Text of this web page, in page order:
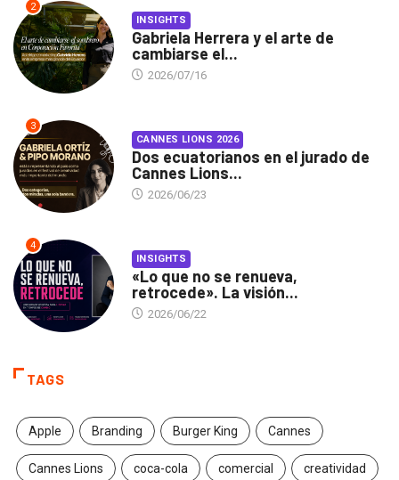
2
INSIGHTS
Gabriela Herrera y el arte de
cambiarse el...
2026/07/16
3
CANNES LIONS 2026
Dos ecuatorianos en el jurado de
Cannes Lions...
2026/06/23
4
INSIGHTS
«Lo que no se renueva,
retrocede». La visión...
2026/06/22
TAGS
Apple Branding Burger King Cannes
Cannes Lions coca-cola comercial creatividad